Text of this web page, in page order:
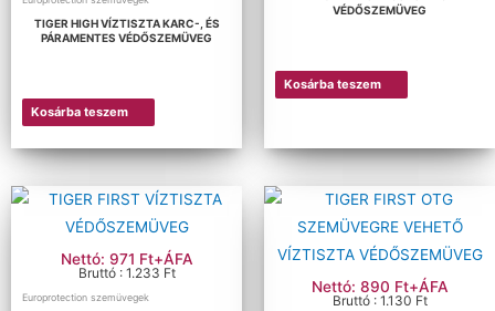
TIGER HIGH VÍZTISZTA KARC-, ÉS
PÁRAMENTES VÉDŐSZEMÜVEG
Kosárba teszem
VÉDŐSZEMÜVEG
Kosárba teszem
Nettó: 971 Ft+ÁFA
Bruttó : 1.233 Ft
Europrotection szemüvegek
Nettó: 890 Ft+ÁFA
Bruttó : 1.130 Ft